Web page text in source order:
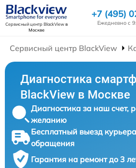
Сервисный центр BlackViewв
Москве
+7 (495)
Ежедневно с
Сервисный центр BlackView
Диагностика
BlackView в Москве
Диагностика за наш счет,
желанию
Бесплатный выезд
обращения
Гарантия на ремонт до 3